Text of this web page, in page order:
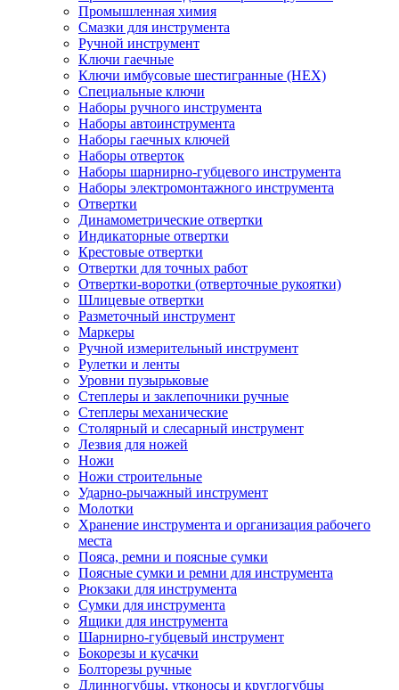
Промышленная химия
Смазки для инструмента
Ручной инструмент
Ключи гаечные
Ключи имбусовые шестигранные (HEX)
Специальные ключи
Наборы ручного инструмента
Наборы автоинструмента
Наборы гаечных ключей
Наборы отверток
Наборы шарнирно-губцевого инструмента
Наборы электромонтажного инструмента
Отвертки
Динамометрические отвертки
Индикаторные отвертки
Крестовые отвертки
Отвертки для точных работ
Отвертки-воротки (отверточные рукоятки)
Шлицевые отвертки
Разметочный инструмент
Маркеры
Ручной измерительный инструмент
Рулетки и ленты
Уровни пузырьковые
Степлеры и заклепочники ручные
Степлеры механические
Столярный и слесарный инструмент
Лезвия для ножей
Ножи
Ножи строительные
Ударно-рычажный инструмент
Молотки
Хранение инструмента и организация рабочего
места
Пояса, ремни и поясные сумки
Поясные сумки и ремни для инструмента
Рюкзаки для инструмента
Сумки для инструмента
Ящики для инструмента
Шарнирно-губцевый инструмент
Бокорезы и кусачки
Болторезы ручные
Длинногубцы, утконосы и круглогубцы